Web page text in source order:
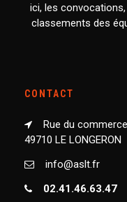
ici, les
classements des
CONTACT
Rue du commerce
49710 LE LONGERON
info@aslt.fr
02.41.46.63.47